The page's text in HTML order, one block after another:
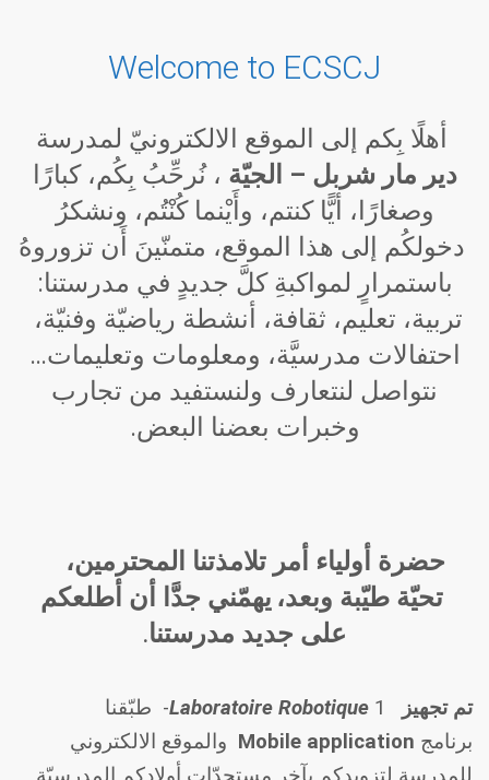
Welcome to ECSCJ
أهلًا بِكم إلى الموقع الالكترونيّ لمدرسة
دير مار شربل – الجيّة ، نُرحِّبُ بِكُم، كبارًا
وصغارًا، أيًّا كنتم، وأَيْنما كُنْتُم، ونشكرُ
دخولكُم إلى هذا الموقع، متمنّينَ أَن تزوروهُ
باستمرارٍ لمواكبةِ كلَّ جديدٍ في مدرستنا:
تربية، تعليم، ثقافة، أنشطة رياضيّة وفنيّة،
احتفالات مدرسيَّة، ومعلومات وتعليمات…
نتواصل لنتعارف ولنستفيد من تجارب
وخبرات بعضنا البعض.
حضرة أولياء أمر تلامذتنا المحترمين،
تحيّة طيّبة وبعد، يهمّني جدَّا أن أطلعكم
على جديد مدرستنا.
تم تجهيز 1-
طبّقنا
برنامج Mobile application والموقع الالكتروني